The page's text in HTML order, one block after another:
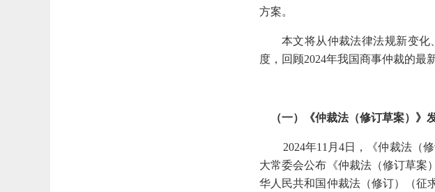
方案。
本文将从仲裁法律法规新变
度，回顾2024年我国商事仲裁的最
（一）《仲裁法（修订草案）》
2024年11月4日，《仲裁法（
大常委会公布《仲裁法（修订草案
华人民共和国仲裁法（修订）（征